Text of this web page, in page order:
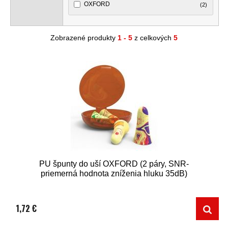
OXFORD (2)
Zobrazené produkty 1 - 5 z celkových 5
PU špunty do uší OXFORD (2 páry, SNR-
priemerná hodnota zníženia hluku 35dB)
1,72 €